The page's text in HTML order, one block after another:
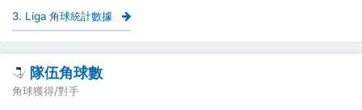
3. Liga 角球統計數據
隊伍角球數
角球獲得/對手